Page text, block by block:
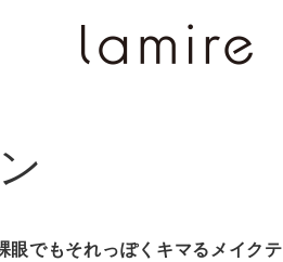
眼でもそれっぽくキマるメイクテ